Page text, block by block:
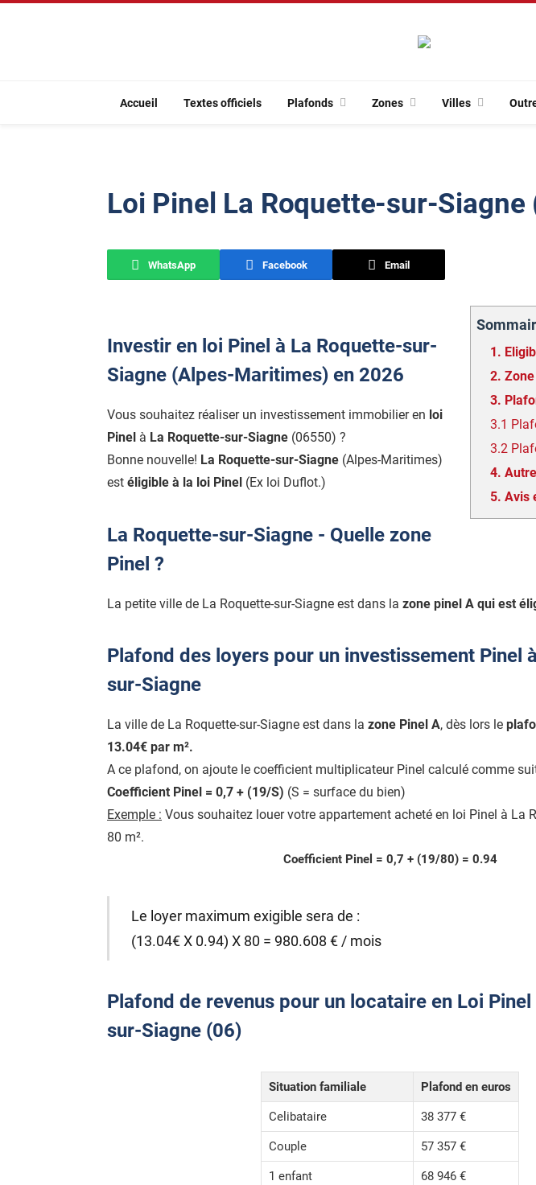
Accueil Textes officiels Plafonds Zones Villes
Loi Pinel La Roquette-sur-Siagne
WhatsApp Facebook Email
1.
2. Zone
3.
3.1
3.2
4.
5. Avis
Investir en loi Pinel à La Roquette-sur-
Siagne (Alpes-Maritimes) en 2026
Vous souhaitez réaliser un investissement immobilier en loi
Pinel à La Roquette-sur-Siagne (06550) ?
Bonne nouvelle! La Roquette-sur-Siagne (Alpes-Maritimes)
est éligible à la loi Pinel (Ex loi Duflot.)
La Roquette-sur-Siagne - Quelle zone
Pinel ?
La petite ville de La Roquette-sur-Siagne est dans la zone pinel A qui est
Plafond des loyers pour un investissement Pinel
sur-Siagne
La ville de La Roquette-sur-Siagne est dans la zone Pinel A, dès lors le
13.04€ par m².
A ce plafond, on ajoute le coefficient multiplicateur Pinel calculé comme
Coefficient Pinel = 0,7 + (19/S) (S = surface du bien)
Exemple : Vous souhaitez louer votre appartement acheté en loi Pinel à La
80 m².
Coefficient Pinel = 0,7 + (19/80) = 0.94
Le loyer maximum exigible sera de :
(13.04€ X 0.94) X 80 = 980.608 € / mois
Plafond de revenus pour un locataire en Loi
sur-Siagne (06)
Situation familiale Plafond en euros
Celibataire 38 377 €
Couple 57 357 €
1 enfant 68 946 €